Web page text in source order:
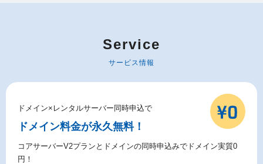
Service
サービス情報
ドメイン×レンタルサーバー同時申込で
ドメイン料金が永久無料！
コアサーバーV2プランとドメインの同時申込みでドメイン実質0
円！